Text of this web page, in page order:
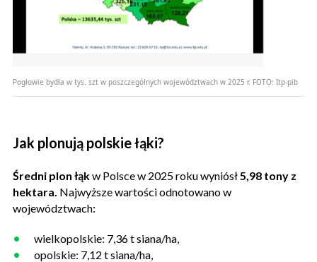
Pogłowie bydła w tys. szt w poszczególnych województwach w 2025 r. FOTO: Itp-pib
Jak plonują polskie łąki?
Średni plon łąkw Polsce w 2025 roku wyniósł5,98 tony z
hektara. Najwyższe wartości odnotowano w
województwach:
wielkopolskie: 7,36 t siana/ha,
opolskie: 7,12 t siana/ha,